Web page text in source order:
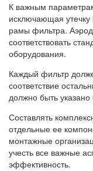
К важным
исключающая утечку
рамы фильтра.
соответствовать
оборудования.
Каждый фильтр
соответствие
должно быть
Составлять
отдельные ее
монтажные
учесть все важные
эффективность.